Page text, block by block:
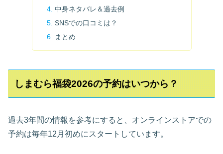
中身ネタバレ＆過去例
SNSでの口コミは？
まとめ
しまむら福袋2026の予約はいつから？
過去3年間の情報を参考にすると、オンラインストアでの
予約は毎年12月初めにスタートしています。